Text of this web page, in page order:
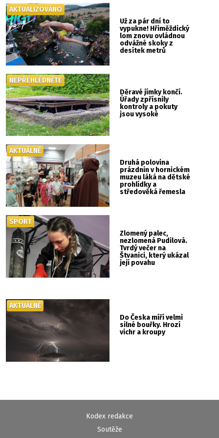
Už za pár dní to
vypukne! Hřiměždický
lom znovu ovládnou
odvážné skoky z
desítek metrů
AKTUALIZOVÁNO
Děravé jímky končí.
Úřady zpřísnily
kontroly a pokuty
jsou vysoké
NEPŘEHLÉDNĚTE
Druhá polovina
prázdnin v hornickém
muzeu láká na dětské
prohlídky a
středověká řemesla
AKTUÁLNĚ
Zlomený palec,
nezlomená Pudilová.
Tvrdý večer na
Štvanici, který ukázal
její povahu
SPORT
Do Česka míří velmi
silné bouřky. Hrozí
vichr a kroupy
AKTUÁLNĚ
Kodex redakce
Soutěže